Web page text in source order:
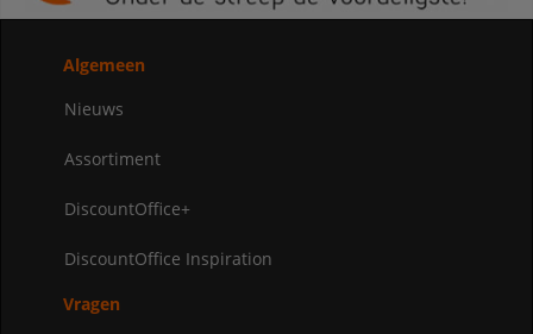
Algemeen
Nieuws
Assortiment
DiscountOffice+
DiscountOffice Inspiration
Vragen